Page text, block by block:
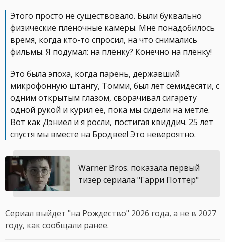
Этого просто не существовало. Были буквально
физические плёночные камеры. Мне понадобилось
время, когда кто-то спросил, на что снимались
фильмы. Я подумал: на плёнку? Конечно на плёнку!
Это была эпоха, когда парень, державший
микрофонную штангу, Томми, был лет семидесяти, с
одним открытым глазом, сворачивал сигарету
одной рукой и курил её, пока мы сидели на метле.
Вот как Дэниел и я росли, постигая квиддич. 25 лет
спустя мы вместе на Бродвее! Это невероятно.
Warner Bros. показала первый
тизер сериала "Гарри Поттер"
Сериал выйдет "на Рождество" 2026 года, а не в 2027
году, как сообщали ранее.